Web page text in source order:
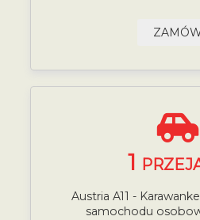
1
Austria A11 -
samochodu